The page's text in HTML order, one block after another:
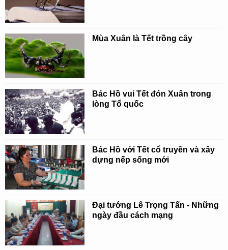
Mùa Xuân là Tết trồng cây
Bác Hồ vui Tết đón Xuân trong
lòng Tổ quốc
Bác Hồ với Tết cổ truyền và xây
dựng nếp sống mới
Đại tướng Lê Trọng Tấn - Những
ngày đầu cách mạng